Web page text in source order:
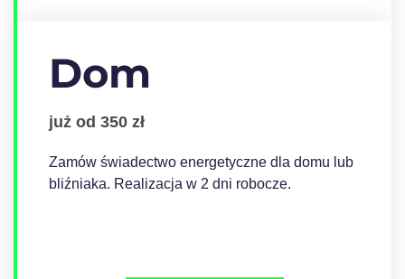
Dom
już od 350 zł
Zamów świadectwo energetyczne dla domu lub
bliźniaka. Realizacja w 2 dni robocze.